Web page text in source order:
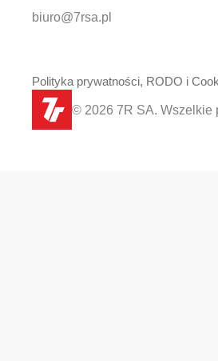
biuro@7rsa.pl
© 2026 7R SA. Wszelkie
Polityka prywatności, RODO i